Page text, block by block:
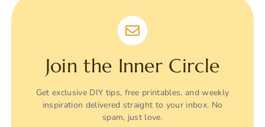
Join the Inner Circle
Get exclusive DIY tips, free printables, and weekly
inspiration delivered straight to your inbox. No
spam, just love.